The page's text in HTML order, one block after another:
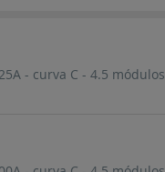
- curva C - 4.5 módulos